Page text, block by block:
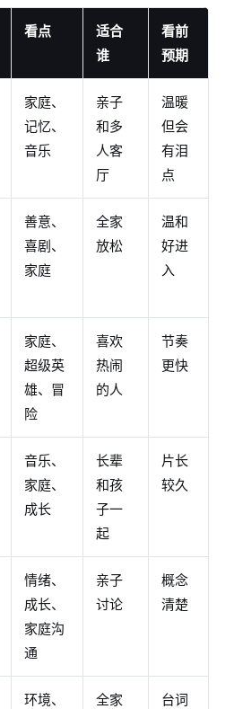
看点
适合
谁
看前
预期
家庭、
记忆、
音乐
亲子
和多
人客
厅
温暖
但会
有泪
点
善意、
喜剧、
家庭
全家
放松
温和
好进
入
家庭、
超级英
雄、冒
险
喜欢
热闹
的人
节奏
更快
音乐、
家庭、
成长
长辈
和孩
子一
起
片长
较久
情绪、
成长、
家庭沟
通
亲子
讨论
概念
清楚
环境、
全家
台词